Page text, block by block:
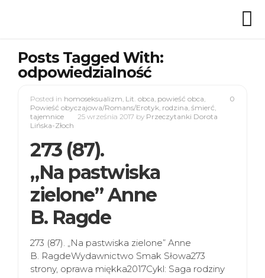
Posts Tagged With:
odpowiedzialność
0
Posted in homoseksualizm, Lit. obca, powieść obca,
Powieść obyczajowa/Romans/Erotyk, rodzina, śmierć,
tajemnice
25 września 2017 by Przeczytanki Dorota
Lińska-Złoch
273 (87).
„Na pastwiska
zielone” Anne
B. Ragde
273 (87). „Na pastwiska zielone” Anne
B. RagdeWydawnictwo Smak Słowa273
strony, oprawa miękka2017Cykl: Saga rodziny